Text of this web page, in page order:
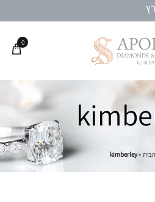
0
»
kimberley